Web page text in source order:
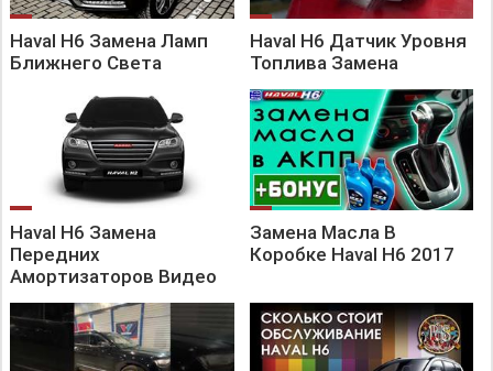
Haval H6 Замена Ламп
Ближнего Света
Haval H6 Датчик Уровня
Топлива Замена
Haval H6 Замена
Передних
Амортизаторов Видео
Замена Масла В
Коробке Haval H6 2017